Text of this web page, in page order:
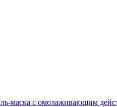
маска с омолаживающим